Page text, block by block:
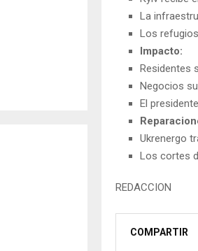
La
Los
Impacto:
Residentes
Negocios
El
Ukrenergo
Los cortes
REDACCION
COMPARTIR